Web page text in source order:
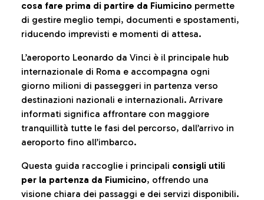
cosa fare prima di partire da Fiumicino permette
di gestire meglio tempi, documenti e spostamenti,
riducendo imprevisti e momenti di attesa.
L’aeroporto Leonardo da Vinci è il principale hub
internazionale di Roma e accompagna ogni
giorno milioni di passeggeri in partenza verso
destinazioni nazionali e internazionali. Arrivare
informati significa affrontare con maggiore
tranquillità tutte le fasi del percorso, dall’arrivo in
aeroporto fino all’imbarco.
Questa guida raccoglie i principali consigli utili
per la partenza da Fiumicino, offrendo una
visione chiara dei passaggi e dei servizi disponibili.